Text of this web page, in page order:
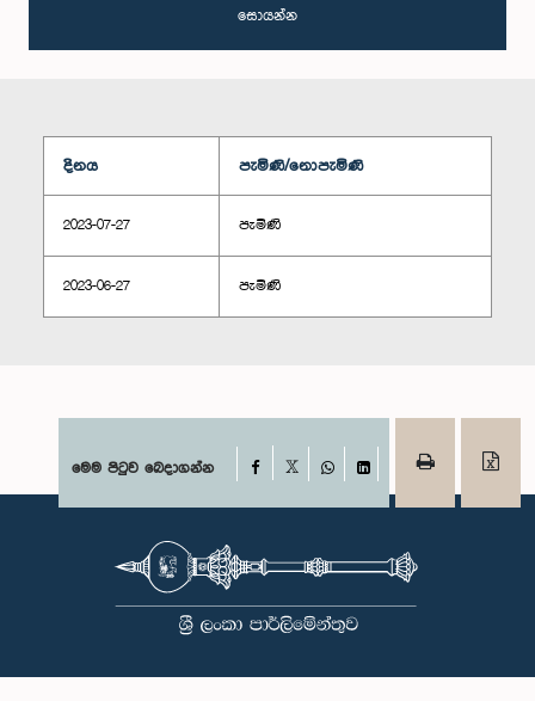
සොයන්න
දිනය පැමිණි/නොපැමිණි
2023-07-27 පැමිණි
2023-06-27 පැමිණි
මෙම පිටුව බෙදාගන්න Facebook
WhatsAppLinkedIn